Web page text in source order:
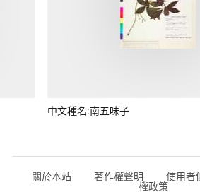
中文種名:南五味子
關於本站 著作權聲明 使用者
權政策